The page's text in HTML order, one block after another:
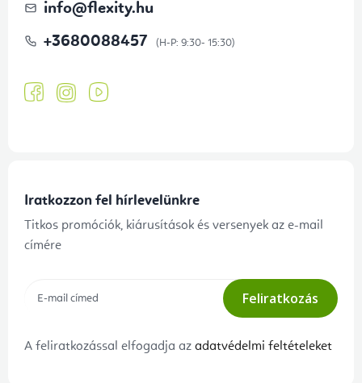
info@flexity.hu
+3680088457
Iratkozzon fel hírlevelünkre
Titkos promóciók, kiárusítások és versenyek az e-mail
címére
Feliratkozás
A feliratkozással elfogadja az adatvédelmi feltételeket